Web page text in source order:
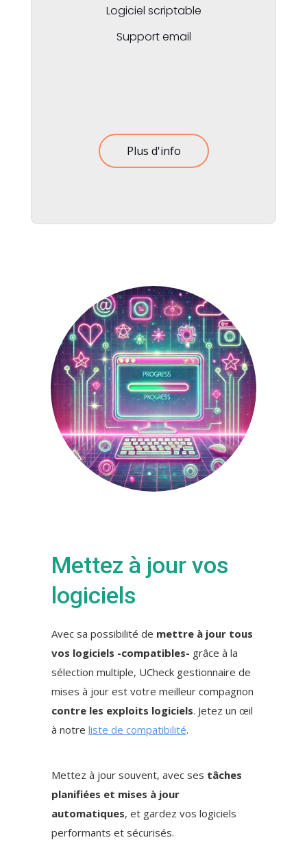
Logiciel scriptable
Support email
Plus d'info
Mettez à jour vos
logiciels
Avec sa possibilité de mettre à jour tous
vos logiciels -compatibles- grâce à la
sélection multiple, UCheck gestionnaire de
mises à jour est votre meilleur compagnon
contre les exploits logiciels. Jetez un œil
à notre liste de compatibilité.
Mettez à jour souvent, avec ses tâches
planifiées et mises à jour
automatiques, et gardez vos logiciels
performants et sécurisés.